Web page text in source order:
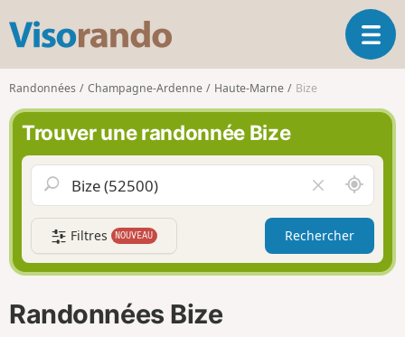
s
o
r
n
d
O
u
l
a
i
g
Randonnées Champagne-Ardenne Haute-Marne Bize
Trouver une randonnée Bize
i
d
e
r
l
A
u
t
u
r
Filtres NOUVEAU Rechercher
Randonnées Bize